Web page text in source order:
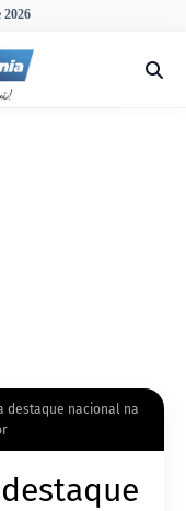
2026
destaque nacional na